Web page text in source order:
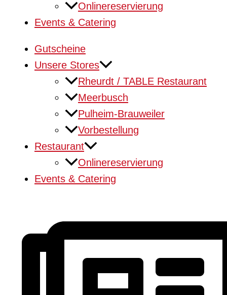
Onlinereservierung
Events & Catering
Gutscheine
Unsere Stores
Rheurdt / TABLE Restaurant
Meerbusch
Pulheim-Brauweiler
Vorbestellung
Restaurant
Onlinereservierung
Events & Catering